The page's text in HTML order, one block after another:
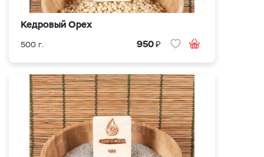
Кедровый Орех
500 г. 950₽